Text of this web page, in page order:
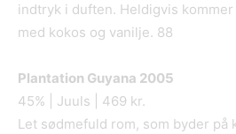
indtryk i duften. Heldigvis
med kokos og vanilje. 88
Plantation Guyana 2005
45% | Juuls | 469 kr.
Let sødmefuld rom, som byder på